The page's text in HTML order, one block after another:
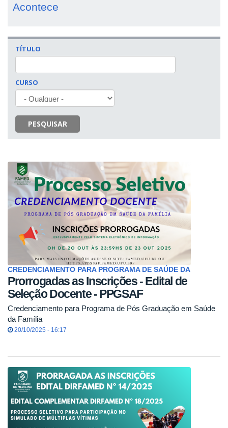
Acontece
TÍTULO
CURSO
PESQUISAR
CREDENCIAMENTO PARA PROGRAMA DE SAÚDE DA
Prorrogadas as Inscrições - Edital de
Seleção Docente - PPGSAF
Credenciamento para Programa de Pós Graduação em Saúde
da Família
20/10/2025 - 16:17